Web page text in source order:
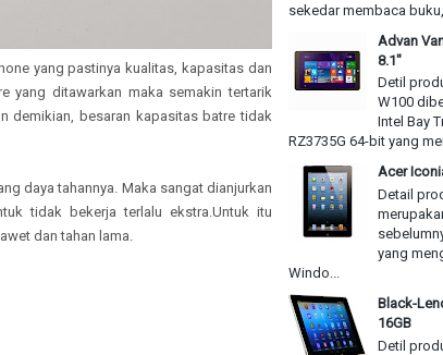
yang pastinya kualitas, kapasitas dan
yang ditawarkan maka semakin tertarik
demikian, besaran kapasitas batre tidak
daya tahannya. Maka sangat dianjurkan
tidak bekerja terlalu ekstra.Untuk itu
dan tahan lama.
sekedar membaca buku,
Advan
8.1"
Detil
W100
Intel Bay
RZ3735G 64-bit yang
Acer
Detail
yang
Windo...
Black-
16GB
Detil